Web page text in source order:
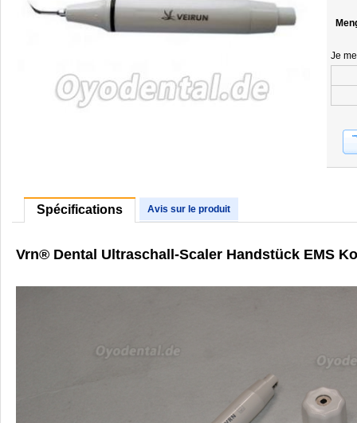
Je
Spécifications Avis sur le produit
Vrn® Dental Ultraschall-Scaler Handstück EMS